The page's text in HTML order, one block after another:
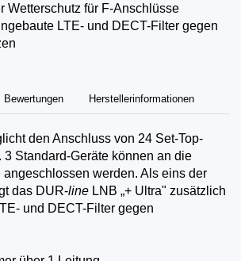
Wetterschutz für F-Anschlüsse
LTE- und DECT-Filter gegen
Bewertungen Herstellerinformationen
den Anschluss von 24 Set-Top-
3 Standard-Geräte können an die
angeschlossen werden. Als eins der
das DUR-line LNB „+ Ultra" zusätzlich
und DECT-Filter gegen